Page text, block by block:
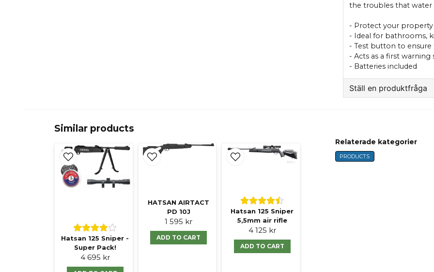
the troubles that water
- Protect your property
- Ideal for bathrooms,
- Test button to ensure
- Acts as a first warning
- Batteries included
Ställ en produktfråga
name
Name
Similar products
Hatsan 125 Sniper -
Super Pack!
4 695 kr
HATSAN AIRTACT
PD 10J
1 595 kr
ADD TO CART
Hatsan 125 Sniper
5,5mm air rifle
4 125 kr
ADD TO CART
Relaterade kategorier
PRODUCTS